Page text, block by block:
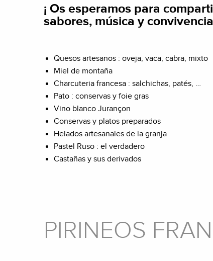
¡ Os esperamos para
sabores, música y
Quesos artesanos : oveja, vaca, cabra, mixto
Miel de montaña
Charcuteria francesa : salchichas, patés, …
Pato : conservas y foie gras
Vino blanco Jurançon
Conservas y platos preparados
Helados artesanales de la granja
Pastel Ruso : el verdadero
Castañas y sus derivados
PIRINEOS